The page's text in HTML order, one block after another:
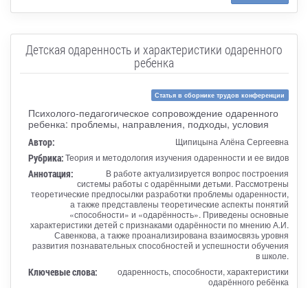
Детская одаренность и характеристики одаренного
ребенка
Статья в сборнике трудов конференции
Психолого-педагогическое сопровождение одаренного
ребенка: проблемы, направления, подходы, условия
Автор: Щипицына Алёна Сергеевна
Рубрика:Теория и методология изучения одаренности и ее видов
Аннотация:
В работе актуализируется вопрос построения
системы работы с одарёнными детьми. Рассмотрены
теоретические предпосылки разработки проблемы одаренности,
а также представлены теоретические аспекты понятий
«способности» и «одарённость». Приведены основные
характеристики детей с признаками одарённости по мнению А.И.
Савенкова, а также проанализирована взаимосвязь уровня
развития познавательных способностей и успешности обучения
в школе.
Ключевые слова:
одаренность, способности, характеристики
одарённого ребёнка